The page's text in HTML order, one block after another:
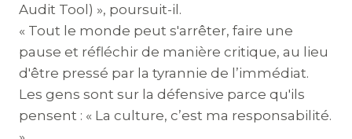
Audit Tool) », poursuit-il.
« Tout le monde peut s'arrêter, faire une
pause et réfléchir de manière critique, au lieu
d'être pressé par la tyrannie de l’immédiat.
Les gens sont sur la défensive parce qu'ils
pensent : « La culture, c’est ma responsabilité.